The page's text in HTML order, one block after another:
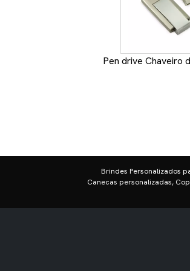
Pen drive Chaveiro
Brindes Personalizados
Canecas personalizadas,